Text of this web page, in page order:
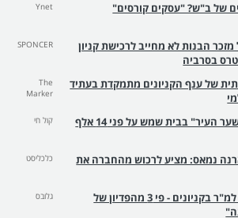
של ב"ש? "עסקים קורסים" Ynet
הבנות לא מחייב לרכישת קניון
בסרביה
SPONCER
של ענף הקניונים מתמקדת בעתיד
The
Marker
נפתח מרכז "שער העיר" בבית שמש על פני 14 אלף
קול חי
נמאס: מציע לרכוש מהחברה את
כלכליסט
"הפדיון שלנו למ"ר בקניונים - פי 3 מהפדיון של
גלובס